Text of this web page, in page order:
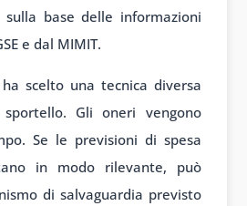
sulla base delle informazioni
e dal MIMIT.
scelto una tecnica diversa
Gli oneri vengono
Se le previsioni di spesa
in modo rilevante, può
di salvaguardia previsto